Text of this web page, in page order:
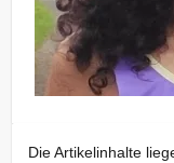
Die Artikelinhalte